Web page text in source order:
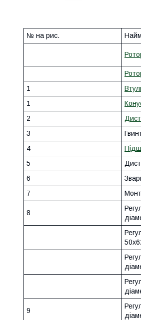
№ на рис.
1
1
2
3
4
5
6
7
8
9